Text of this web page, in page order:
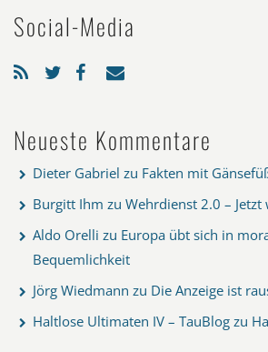
Social-Media
Neueste Kommentare
Dieter Gabriel zu Fakten mit
Burgitt Ihm zu Wehrdienst 2.0 – Jetzt
Aldo Orelli zu Europa übt sich in
Bequemlichkeit
Jörg Wiedmann zu Die Anzeige ist
Haltlose Ultimaten IV – TauBlog zu